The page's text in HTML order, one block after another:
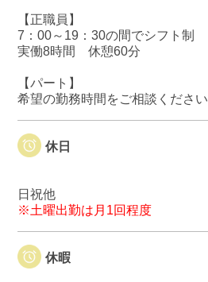
【正職員】
7：00～19：30の間でシフト制
実働8時間 休憩60分
【パート】
希望の勤務時間をご相談ください
休日
日祝他
※土曜出勤は月1回程度
休暇